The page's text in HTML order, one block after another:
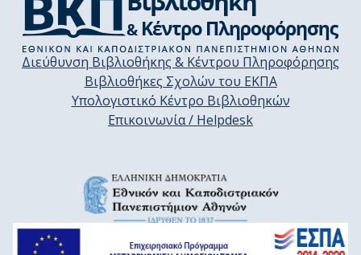
Διεύθυνση Βιβλιοθήκης & Κέντρου Πληροφόρησης
Βιβλιοθήκες Σχολών του ΕΚΠΑ
Υπολογιστικό Κέντρο Βιβλιοθηκών
Επικοινωνία / Helpdesk